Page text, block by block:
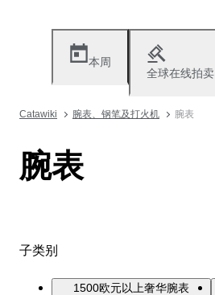
本周
全球在线拍卖
Catawiki 腕表、钢笔及打火机 腕表
腕表
子类别
1500欧元以上奢华腕表